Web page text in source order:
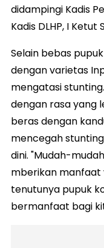
didampingi Kadis
Kadis DLHP, I Ketut
Selain bebas
dengan varietas
mengatasi
dengan rasa yang
beras dengan
mencegah
dini. "Mudah-
mberikan manfaat
tenutunya pupuk
bermanfaat bagi